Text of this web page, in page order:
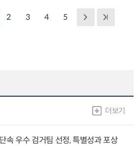
2 3 4 5
더보기
속 우수 검거팀 선정, 특별성과 포상